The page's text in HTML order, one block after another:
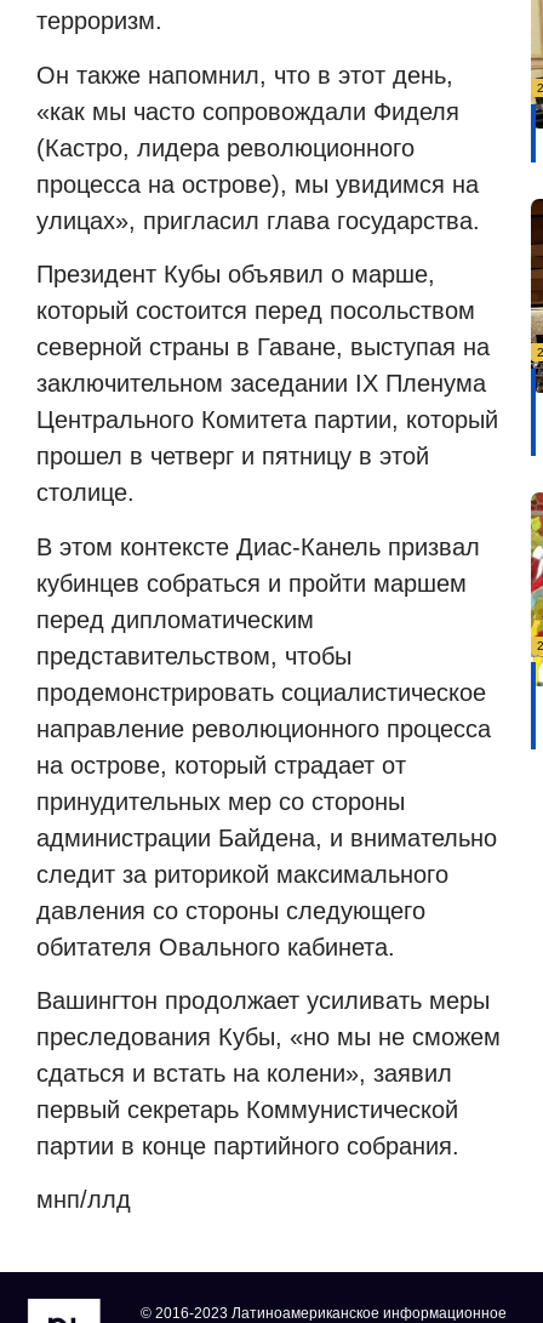
терроризм.
Он также напомнил, что в этот день,
«как мы часто сопровождали Фиделя
(Кастро, лидера революционного
процесса на острове), мы увидимся на
улицах», пригласил глава государства.
Президент Кубы объявил о марше,
который состоится перед посольством
северной страны в Гаване, выступая на
заключительном заседании IX Пленума
Центрального Комитета партии, который
прошел в четверг и пятницу в этой
столице.
В этом контексте Диас-Канель призвал
кубинцев собраться и пройти маршем
перед дипломатическим
представительством, чтобы
продемонстрировать социалистическое
направление революционного процесса
на острове, который страдает от
принудительных мер со стороны
администрации Байдена, и внимательно
следит за риторикой максимального
давления со стороны следующего
обитателя Овального кабинета.
Вашингтон продолжает усиливать меры
преследования Кубы, «но мы не сможем
сдаться и встать на колени», заявил
первый секретарь Коммунистической
партии в конце партийного собрания.
мнп/ллд
© 2016-2023 Латиноамериканское информационное